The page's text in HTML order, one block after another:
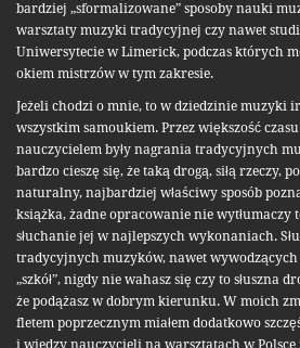
bardziej „sformalizowane” sposoby nauki
warsztaty muzyki tradycyjnej czy nawet
Uniwersytecie w Limerick, podczas których
okiem mistrzów w tym zakresie.
Jeżeli chodzi o mnie, to w dziedzinie muzyki
wszystkim samoukiem. Przez większość
nauczycielem były nagrania tradycyjnych
bardzo cieszę się, że taką drogą, siłą rzeczy,
naturalny, najbardziej właściwy sposób
książka, żadne opracowanie nie wytłumaczy
słuchanie jej w najlepszych wykonaniach.
tradycyjnych muzyków, nawet
„szkół”, nigdy nie wahasz się czy to słuszna
że podążasz w dobrym kierunku. W moich
fletem poprzecznym miałem dodatkowo